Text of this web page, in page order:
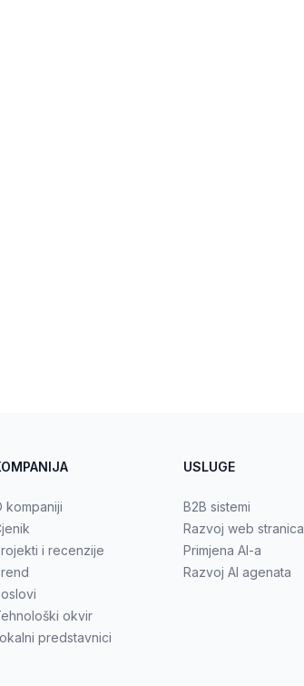
kompaniji
i recenzije
okvir
predstavnici
USLUGE
B2B sistemi
Razvoj web stranica
Primjena AI-a
Razvoj AI agenata